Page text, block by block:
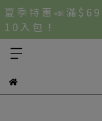
夏 季 特 惠 📣 滿 $ 6
1 0 入 包 ！